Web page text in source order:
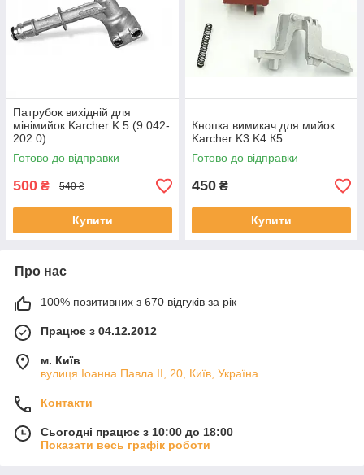
Патрубок вихідній для
мінімийок Karcher K 5 (9.042-
202.0)
Готово до відправки
500 ₴ 540 ₴
Купити
Кнопка вимикач для мийок
Karcher K3 K4 К5
Готово до відправки
450 ₴
Купити
Про нас
100% позитивних з 670 відгуків за рік
Працює з 04.12.2012
м. Київ
вулиця Іоанна Павла ІІ, 20, Київ, Україна
Контакти
Сьогодні працює з 10:00 до 18:00
Показати весь графік роботи